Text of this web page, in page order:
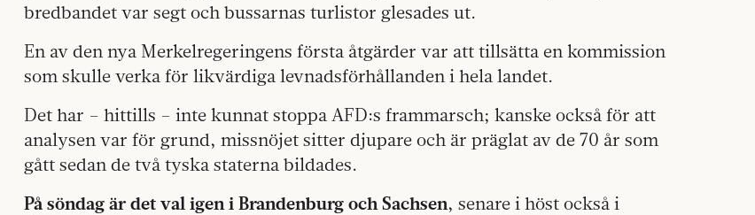
bredbandet var segt och bussarnas turlistor glesades ut.
En av den nya Merkelregeringens första åtgärder var att tillsätta en kommission
som skulle verka för likvärdiga levnadsförhållanden i hela landet.
Det har – hittills – inte kunnat stoppa AFD:s frammarsch; kanske också för att
analysen var för grund, missnöjet sitter djupare och är präglat av de 70 år som
gått sedan de två tyska staterna bildades.
På söndag är det val igen i Brandenburg och Sachsen, senare i höst också i